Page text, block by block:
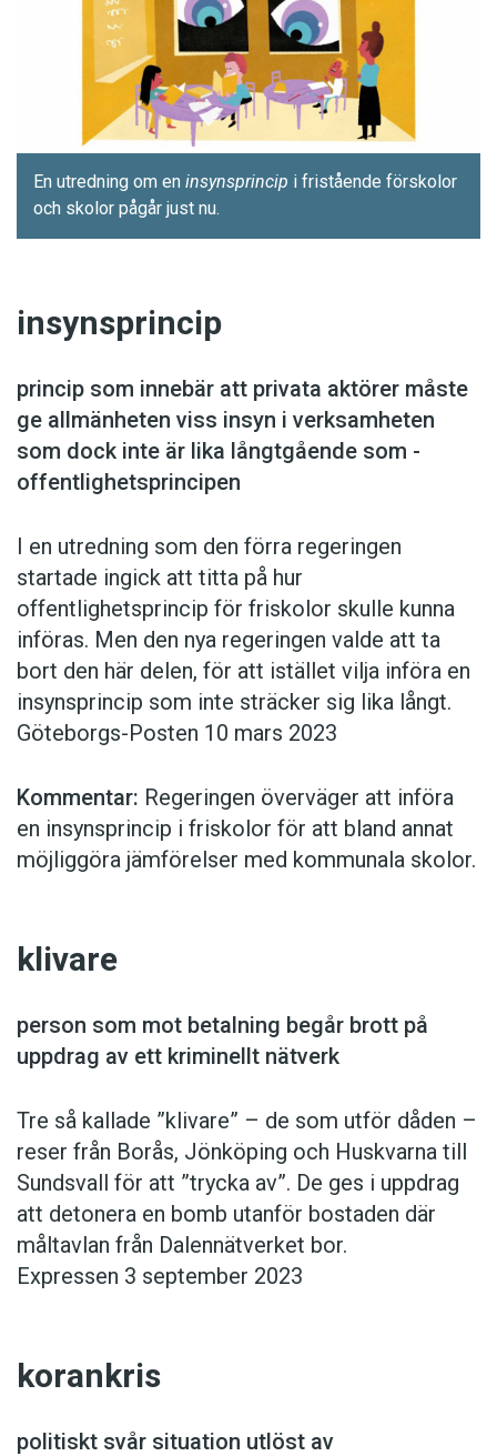
En utredning om en insyns­princip i fristående förskolor
och skolor pågår just nu.
insynsprincip
princip som innebär att privata aktörer måste
ge allmänheten viss insyn i verksamheten
som dock inte är lika långtgående som ­
offentlighetsprincipen
I en utredning som den förra regeringen
startade ingick att titta på hur
offentlighetsprincip för friskolor skulle kunna
införas. Men den nya rege­ringen valde att ta
bort den här delen, för att istället vilja införa en
insynsprincip som inte sträcker sig lika långt.
Göteborgs-Posten 10 mars 2023
Kommentar: Regeringen över­väger att införa
en insynsprincip i friskolor för att bland annat
möjliggöra jämförelser med kommunala skolor.
klivare
person som mot betalning begår brott på
uppdrag av ett kriminellt nätverk
Tre så kallade ”klivare” – de som utför dåden –
reser från Borås, Jönköping och Huskvarna till
Sundsvall för att ”trycka av”. De ges i uppdrag
att detonera en bomb utanför bostaden där
måltavlan från Dalennätverket bor.
Expressen 3 september 2023
korankris
politiskt svår situation utlöst av